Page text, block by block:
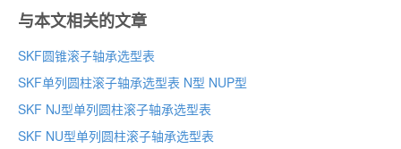
与本文相关的文章
SKF圆锥滚子轴承选型表
SKF单列圆柱滚子轴承选型表 N型 NUP型
SKF NJ型单列圆柱滚子轴承选型表
SKF NU型单列圆柱滚子轴承选型表